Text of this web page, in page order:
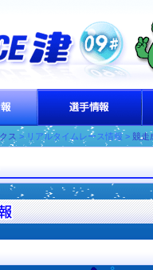
ス > リアルタイムレース情報 > 競走